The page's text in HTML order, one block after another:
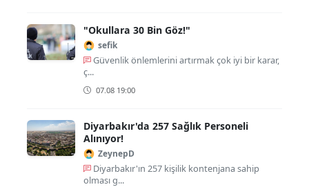
"Okullara 30 Bin Göz!"
sefik
Güvenlik önlemlerini artırmak çok iyi bir karar,
ç...
07.08 19:00
Diyarbakır'da 257 Sağlık Personeli
Alınıyor!
ZeynepD
Diyarbakır'ın 257 kişilik kontenjana sahip
olması g...